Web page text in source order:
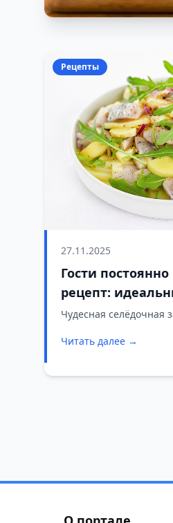
Рецепты
27.11.2025
Гости
рецепт:
салат из сельди
Чудесная селёдочная
Читать далее →